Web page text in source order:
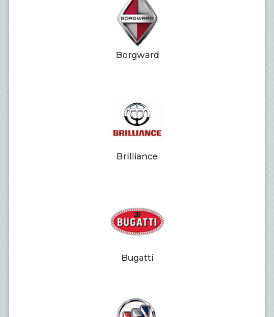
Borgward
Brilliance
Bugatti